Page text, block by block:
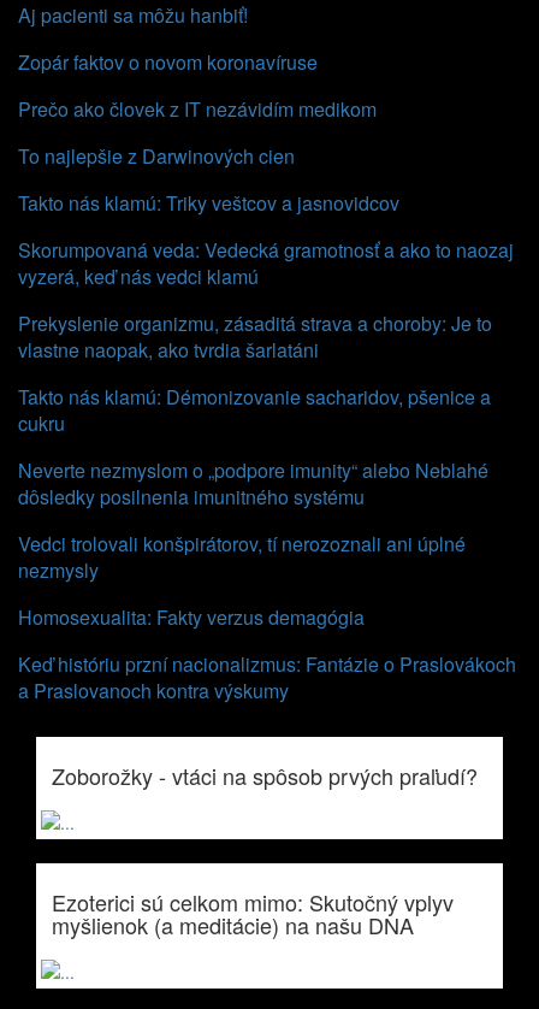
Aj pacienti sa môžu hanbiť!
Zopár faktov o novom koronavíruse
Prečo ako človek z IT nezávidím medikom
To najlepšie z Darwinových cien
Takto nás klamú: Triky veštcov a jasnovidcov
Skorumpovaná veda: Vedecká gramotnosť a ako to naozaj
vyzerá, keď nás vedci klamú
Prekyslenie organizmu, zásaditá strava a choroby: Je to
vlastne naopak, ako tvrdia šarlatáni
Takto nás klamú: Démonizovanie sacharidov, pšenice a
cukru
Neverte nezmyslom o „podpore imunity“ alebo Neblahé
dôsledky posilnenia imunitného systému
Vedci trolovali konšpirátorov, tí nerozoznali ani úplné
nezmysly
Homosexualita: Fakty verzus demagógia
Keď históriu przní nacionalizmus: Fantázie o Praslovákoch
a Praslovanoch kontra výskumy
Zoborožky - vtáci na spôsob prvých praľudí?
Ezoterici sú celkom mimo: Skutočný vplyv
myšlienok (a meditácie) na našu DNA